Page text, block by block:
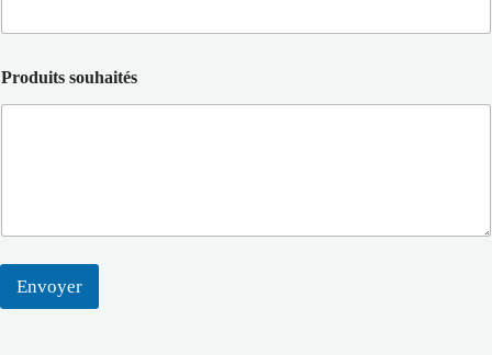
Produits souhaités
Envoyer